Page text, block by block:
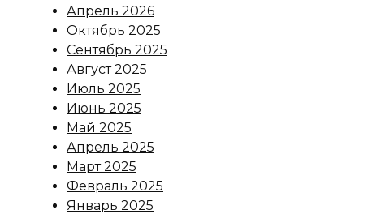
Апрель 2026
Октябрь 2025
Сентябрь 2025
Август 2025
Июль 2025
Июнь 2025
Май 2025
Апрель 2025
Март 2025
Февраль 2025
Январь 2025